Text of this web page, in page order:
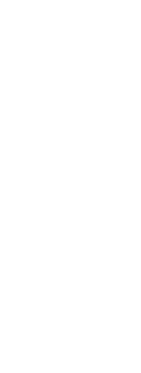
NS Legal
需要法律